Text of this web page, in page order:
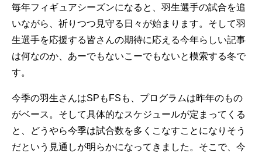
毎年フィギュアシーズンになると、羽生選手の試合を追
いながら、祈りつつ見守る日々が始まります。そして羽
生選手を応援する皆さんの期待に応える今年らしい記事
は何なのか、あーでもないこーでもないと模索する冬で
す。
今季の羽生さんはSPもFSも、プログラムは昨年のもの
がベース。そして具体的なスケジュールが定まってくる
と、どうやら今季は試合数を多くこなすことになりそう
だという見通しが明らかになってきました。そこで、今